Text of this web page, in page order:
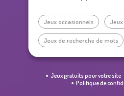
Jeux occasionnels
Jeux de recherche de mots
Jeux gratuits pour votre site
Politique de